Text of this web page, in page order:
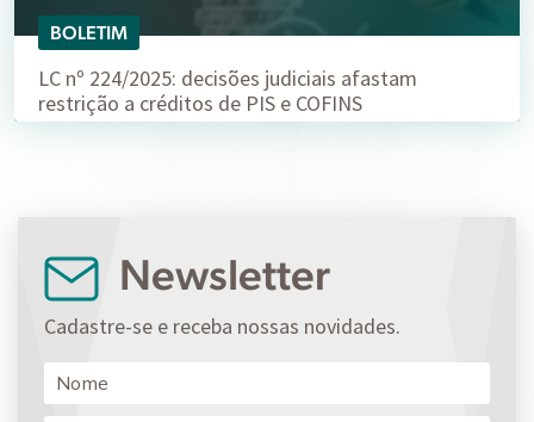
BOLETIM
LC nº 224/2025: decisões judiciais afastam
restrição a créditos de PIS e COFINS
Newsletter
Cadastre-se e receba nossas novidades.